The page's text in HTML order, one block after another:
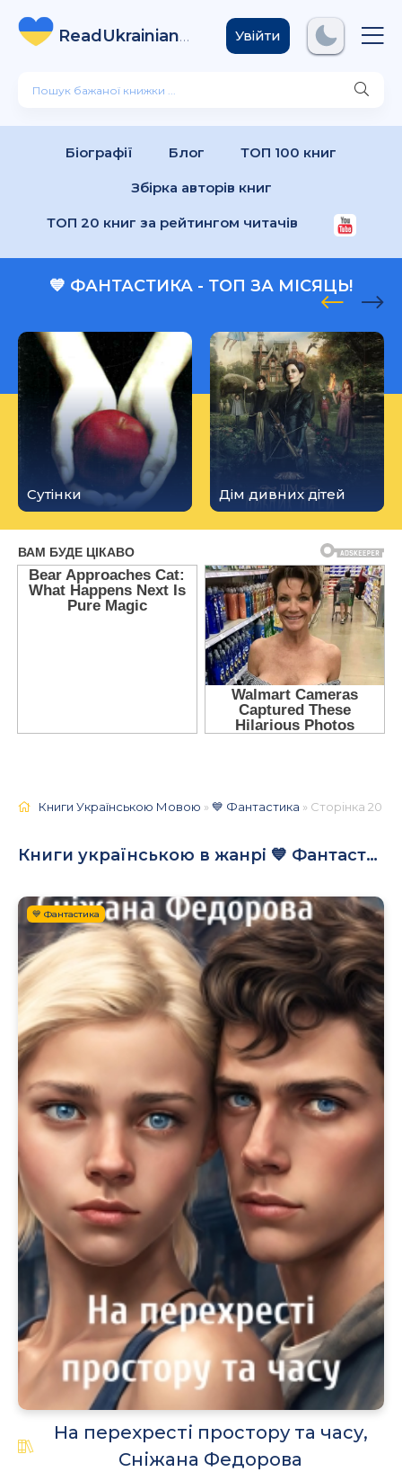
ReadUkrainian
Books .com
Увійти
Біографії Блог ТОП 100 книг
Збірка авторів книг
ТОП 20 книг за рейтингом читачів
💙 ФАНТАСТИКА - ТОП ЗА МІСЯЦЬ!
Сутінки Дім дивних дітей
Книги Українською Мовою »💙 Фантастика » Сторінка 20
Книги українською в жанрі 💙 Фантастика
💙 Фантастика
На перехресті простору та часу,
Сніжана Федорова